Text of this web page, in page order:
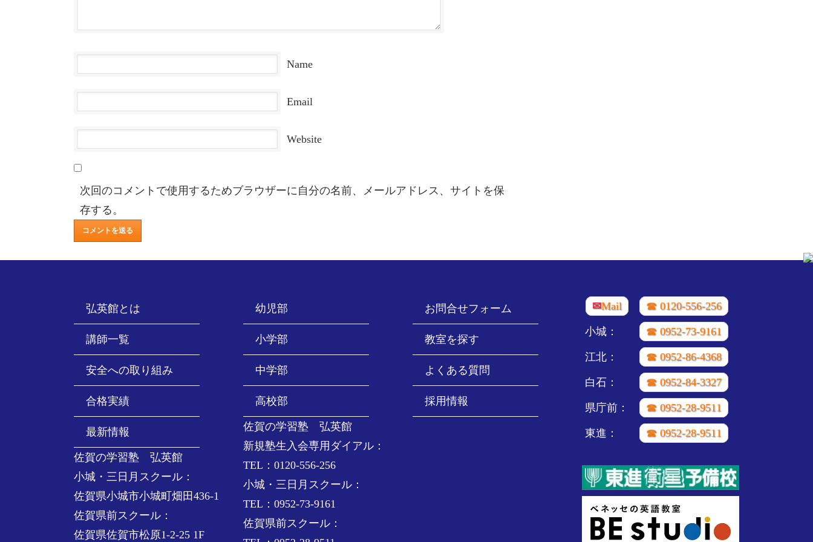
Name
Email
Website
次回のコメントで使用するためブラウザーに自分の名前、メールアドレス、サイトを保
存する。
弘英館とは
講師一覧
安全への取り組み
合格実績
最新情報
佐賀の学習塾 弘英館
小城・三日月スクール：
佐賀県小城市小城町畑田436-1
佐賀県前スクール：
佐賀県佐賀市松原1-2-25 1F
幼児部
小学部
中学部
高校部
佐賀の学習塾 弘英館
新規塾生入会専用ダイアル：
TEL：0120-556-256
小城・三日月スクール：
TEL：0952-73-9161
佐賀県前スクール：
お問合せフォーム
教室を探す
よくある質問
採用情報
✉Mail ☎ 0120-556-256
小城： ☎ 0952-73-9161
江北： ☎ 0952-86-4368
白石： ☎ 0952-84-3327
県庁前： ☎ 0952-28-9511
東進： ☎ 0952-28-9511